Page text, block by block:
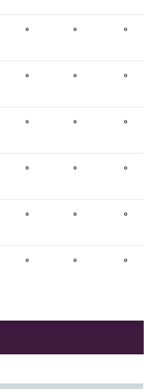
۰ ۰ ۰
۰ ۰ ۰
۰ ۰ ۰
۰ ۰ ۰
۰ ۰ ۰
۰ ۰ ۰